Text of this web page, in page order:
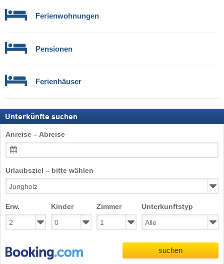
Ferienwohnungen
Pensionen
Ferienhäuser
Unterkünfte suchen
Anreise – Abreise
Urlaubsziel – bitte wählen
Erw. Kinder Zimmer Unterkunftstyp
suchen